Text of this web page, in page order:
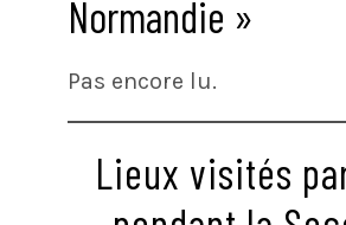
Normandie »
Pas encore lu.
Lieux visités